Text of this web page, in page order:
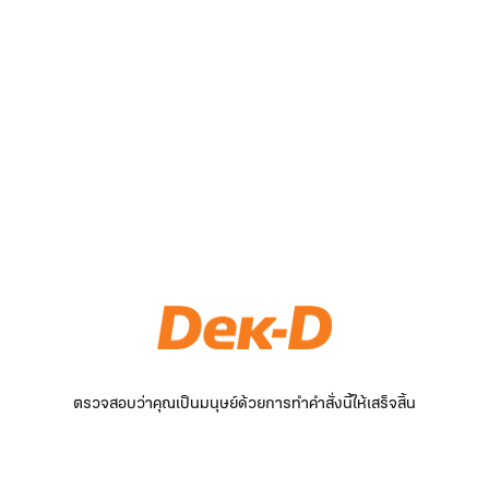
ตรวจสอบว่าคุณเป็นมนุษย์ด้วยการทำคำสั่งนี้ให้เสร็จสิ้น